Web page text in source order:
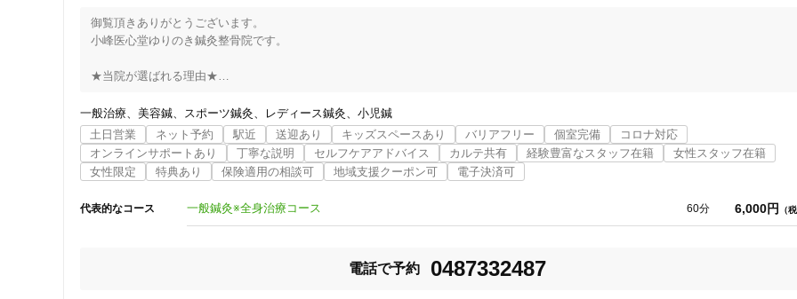
女性向けの特徴
接客・サービスの特徴
コロナ対応 オンラインサポートあり 丁寧な説明
使い捨て鍼使用
御覧頂きありがとうございます。
小峰医心堂ゆりのき鍼灸整骨院です。
★当院が選ばれる理由★
①患者様の症状・状態に合わせたオーダーメイド治療
「丁寧なカウンセリング」と「わかりやすい説明」を大切にして、患者様の症状・体質・状態・生活環境・性格に合わせたオーダーメイ
ド治療を行っています。病気・症状の治療だけでなく、体調不良の原因となる”病の根本"を見つけ、身体の内側から健康に、そして、きれ
いになること。病気になりにくい、強くて健康的な身体をつくること。当院では、そのためのお手伝いをしています。
②機械に頼らず、患者様とふれあい、手で治す事へのこだわり
当院では、手による施術の効果を重要視しております。
用しています。当院の鍼灸師・柔道整復師による骨と筋肉を熟知した高度な施術は、整体やカイロプラクティックなどの資格のない施術
一般治療 美容鍼 スポーツ鍼灸 レディース鍼灸
小児鍼
土日営業
ネット予約 駅近 送迎あり キッズスペースあり バリアフリー 個室完備
コロナ対応
オンラインサポートあり
丁寧な説明 セルフケアアドバイス カルテ共有 経験豊富なスタッフ在籍
女性スタッフ在籍
女性限定
特典あり 保険適用の相談可 地域支援クーポン可 電子決済可
代表的なコース 一般鍼灸※全身治療コース 60分 6,000円 （
電話で予約 0487332487